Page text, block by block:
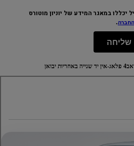
יכללו במאגר המידע של יוניון מוטורס
.
שליחה